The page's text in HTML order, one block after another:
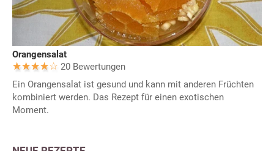
Orangensalat
20 Bewertungen
Ein Orangensalat ist gesund und kann mit anderen Früchten
kombiniert werden. Das Rezept für einen exotischen
Moment.